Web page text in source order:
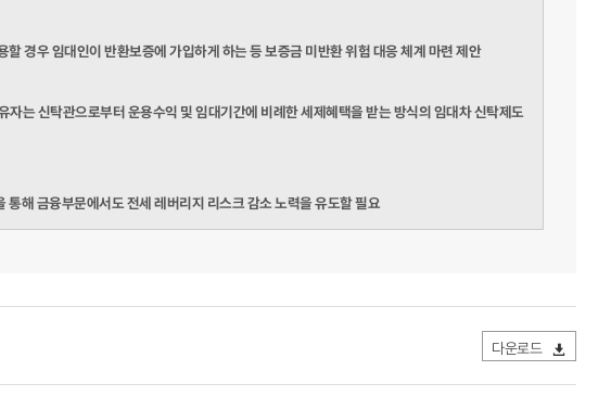
경우 임대인이 반환보증에 가입하게 하는 등 보증금 미반환 위험 대응 체계 마련 제안
자는 신탁관으로부터 운용수익 및 임대기간에 비례한 세제혜택을 받는 방식의 임대차 신탁제도
해 금융부문에서도 전세 레버리지 리스크 감소 노력을 유도할 필요
다운로드